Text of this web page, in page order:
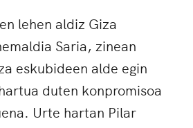
lehen aldiz Giza
Saria, zinean
eskubideen alde egin
duten konpromisoa
Urte hartan Pilar